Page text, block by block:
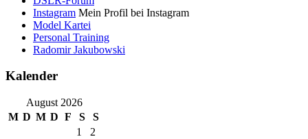
Instagram Mein Profil bei Instagram
Model Kartei
Personal Training
Radomir Jakubowski
Kalender
August 2026
M D M D F S
S
1
2